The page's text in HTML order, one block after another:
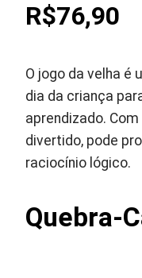
R$76,90
O jogo da velha é
dia da criança
aprendizado.
divertido, pode
raciocínio lógico.
Quebra-